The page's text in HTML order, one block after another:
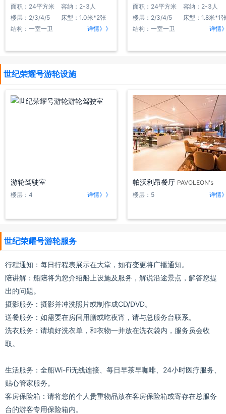
面积：24平方米
容纳：2-3人
楼层：2/3/4/5
床型：1.0米*2张
结构：一室一卫
详情》》
面积：24平方米
容纳：2-3人
楼层：2/3/4/5
床型：1.8米*1
结构：一室一卫
详情
世纪荣耀号游轮设施
游轮驾驶室
楼层：4 详情》》
帕沃利昂餐厅 PAVOLEON's
楼层：5
详情
世纪荣耀号游轮服务
行程通知：每日行程表展示在大堂，如有变更将广播通知。
陪讲解：船陪将为您介绍船上设施及服务，解说沿途景点，解答您提
出的问题。
摄影服务：摄影并冲洗照片或制作成CD/DVD。
送餐服务：如需要在房间用膳或吃夜宵，请与总服务台联系。
洗衣服务：请填好洗衣单，和衣物一并放在洗衣袋内，服务员会收
取。
生活服务：全船Wi-Fi无线连接、每日早茶早咖啡、24小时医疗服务、
贴心管家服务。
客房保险箱：请将您的个人贵重物品放在客房保险箱或寄存在总服务
台的游客专用保险箱内。